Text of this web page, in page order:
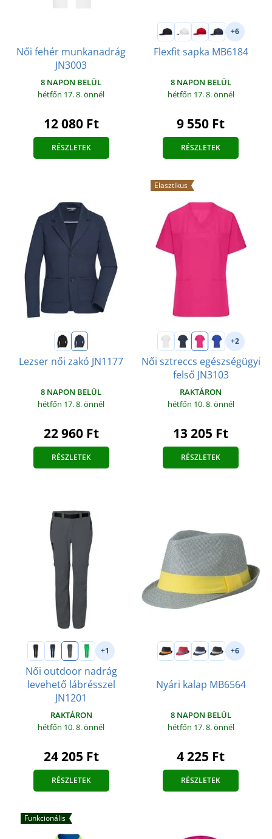
Női fehér munkanadrág
JN3003
8 NAPON BELÜL
hétfőn 17. 8.önnél
12 080 Ft
RÉSZLETEK
+6
Flexfit sapka MB6184
8 NAPON BELÜL
hétfőn 17. 8.önnél
9 550 Ft
RÉSZLETEK
Lezser női zakó JN1177
8 NAPON BELÜL
hétfőn 17. 8.önnél
22 960 Ft
RÉSZLETEK
Elasztikus
+2
Női sztreccs egészségügyi
felső JN3103
RAKTÁRON
hétfőn 10. 8.önnél
13 205 Ft
RÉSZLETEK
+1
Női outdoor nadrág
levehető lábrésszel
JN1201
RAKTÁRON
hétfőn 10. 8.önnél
24 205 Ft
RÉSZLETEK
+6
Nyári kalap MB6564
8 NAPON BELÜL
hétfőn 17. 8.önnél
4 225 Ft
RÉSZLETEK
Funkcionális